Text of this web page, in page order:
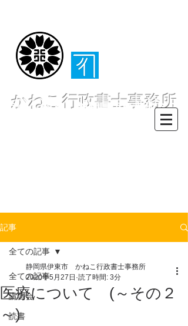
かねこ行政書士事務所
〒413-0234 静岡県伊東市池６２
記事
全ての記事
講習会
読書
全ての記事
医療について (～その２
～)
静岡県伊東市 かねこ行政書士事務所
2020年5月27日 読了時間: 3分